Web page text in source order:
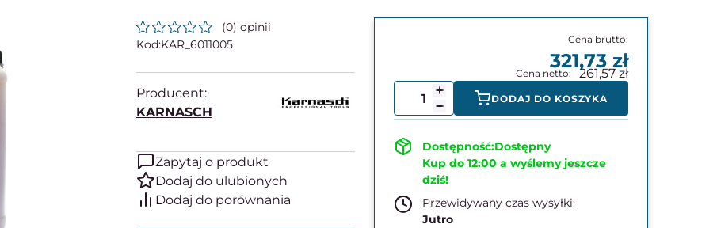
(0) opinii
KAR_6011005
Producent:
KARNASCH
Zapytaj o produkt
321,73
261,57
DODAJ DO KOSZYKA
Dostępny
Kup do 12:00 a wyślemy jeszcze
dziś!
Przewidywany czas wysyłki:
Jutro